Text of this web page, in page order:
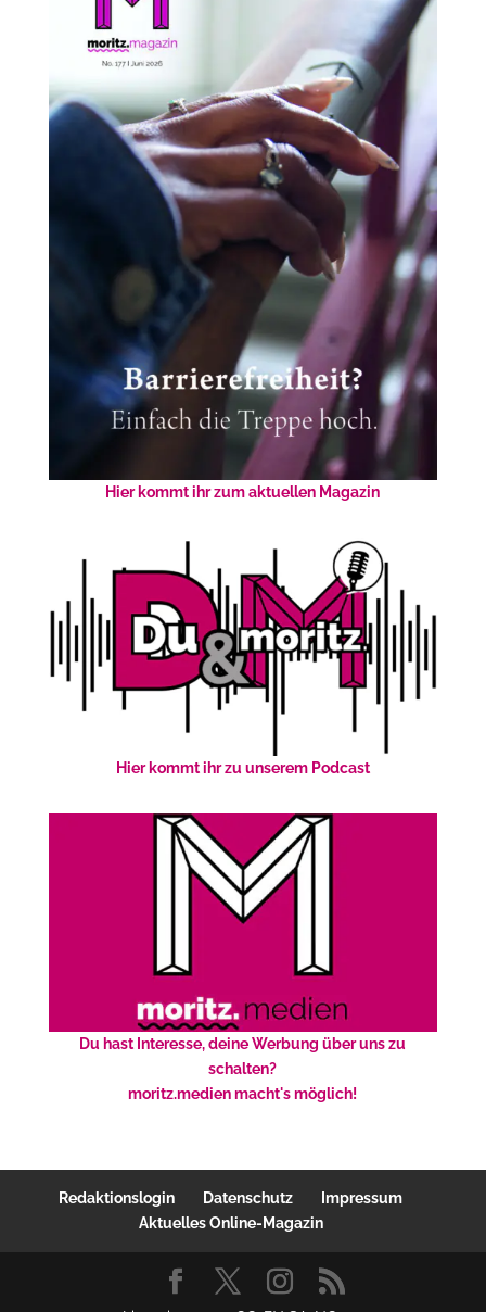
Hier kommt ihr zum aktuellen Magazin
Hier kommt ihr zu unserem Podcast
Du hast Interesse, deine Werbung über uns zu
schalten?
moritz.medien macht's möglich!
Redaktionslogin Datenschutz
Impressum
Aktuelles Online-Magazin